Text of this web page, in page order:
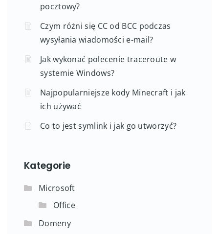
pocztowy?
Czym różni się CC od BCC podczas
wysyłania wiadomości e-mail?
Jak wykonać polecenie traceroute w
systemie Windows?
Najpopularniejsze kody Minecraft i jak
ich używać
Co to jest symlink i jak go utworzyć?
Kategorie
Microsoft
Office
Domeny